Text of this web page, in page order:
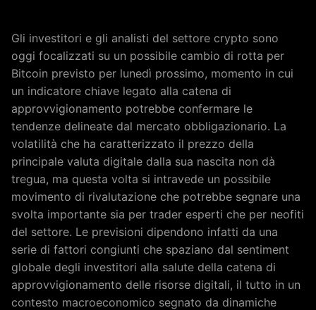
Gli investitori e gli analisti del settore crypto sono
oggi focalizzati su un possibile cambio di rotta per
Bitcoin previsto per lunedì prossimo, momento in cui
un indicatore chiave legato alla catena di
approvvigionamento potrebbe confermare le
tendenze delineate dal mercato obbligazionario. La
volatilità che ha caratterizzato il prezzo della
principale valuta digitale dalla sua nascita non dà
tregua, ma questa volta si intravede un possibile
movimento di rivalutazione che potrebbe segnare una
svolta importante sia per trader esperti che per neofiti
del settore. Le previsioni dipendono infatti da una
serie di fattori congiunti che spaziano dal sentiment
globale degli investitori alla salute della catena di
approvvigionamento delle risorse digitali, il tutto in un
contesto macroeconomico segnato da dinamiche